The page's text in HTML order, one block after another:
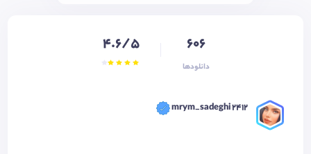
606
دانلودها
4.6/5
mrym_sadeghi 2412